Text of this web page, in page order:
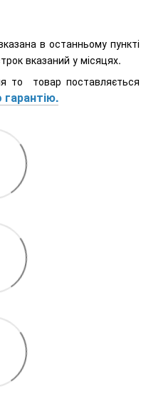
в останньому пункті
вказаний у місяцях.
то товар поставляється